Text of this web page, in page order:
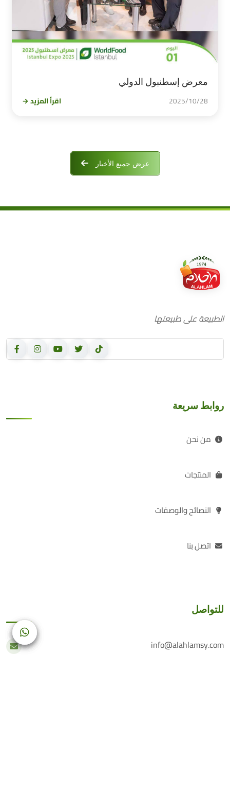
معرض إسطنبول الدولي
2025/10/28 اقرأ المزيد →
عرض جميع الأخبار
الطبيعة على طبيعتها
روابط سريعة
من نحن
المنتجات
النصائح والوصفات
اتصل بنا
للتواصل
info@alahlamsy.com